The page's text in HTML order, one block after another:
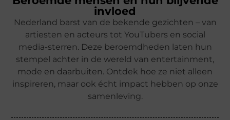
invloed
Nederland barst van de bekende gezichten – van
artiesten en acteurs tot YouTubers en social
media-sterren. Deze beroemdheden laten hun
stempel achter in de wereld van entertainment,
mode en daarbuiten. Ontdek hoe ze niet alleen
inspireren, maar ook écht impact hebben op onze
samenleving.